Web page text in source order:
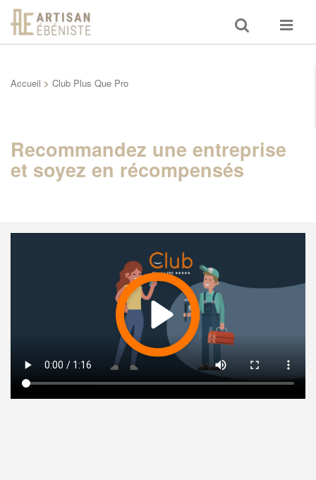
Toggle
search
Toggle
Accueil > Club Plus Que Pro
Recommandez une entreprise
et soyez en récompensés